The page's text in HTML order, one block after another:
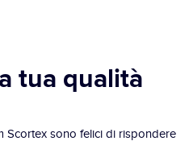
tua qualità
Scortex sono felici di rispondere